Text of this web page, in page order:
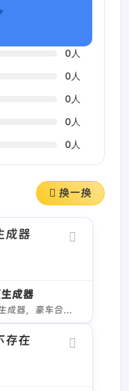
0 人
0 人
0 人
0 人
0 人
换一换
成器
装逼生成器，豪车合同生成器，装逼助手，装逼整蛊生成器，在线装逼制图，秃头生成器，猪八戒生成器，搞笑图片和炫耀图片一键制作平台